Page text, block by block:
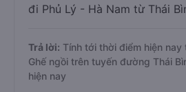
đi Phủ Lý - Hà Nam từ Thái
Trả lời: Tính tới thời điểm hiện
Ghế ngồi trên tuyến đường Thái
hiện nay